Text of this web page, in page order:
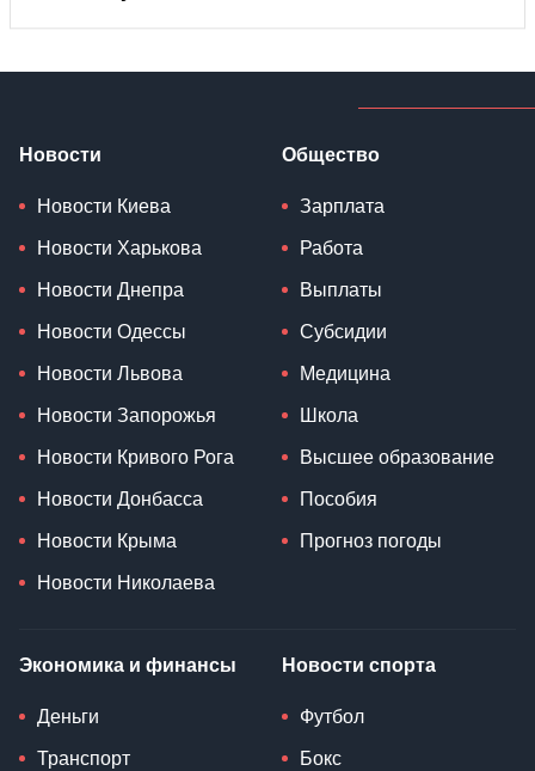
Новости
Новости Киева
Новости Харькова
Новости Днепра
Новости Одессы
Новости Львова
Новости Запорожья
Новости Кривого Рога
Новости Донбасса
Новости Крыма
Новости Николаева
Общество
Зарплата
Работа
Выплаты
Субсидии
Медицина
Школа
Высшее образование
Пособия
Прогноз погоды
Экономика и финансы
Деньги
Транспорт
Новости спорта
Футбол
Бокс